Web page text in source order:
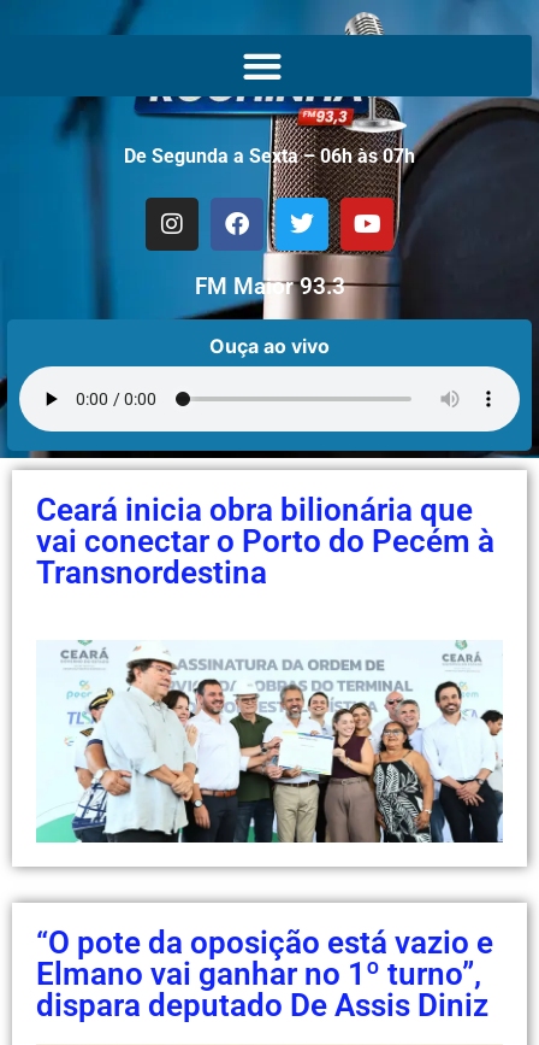
De Segunda a Sexta – 06h às 07h
FM Maior 93.3
Ouça ao vivo
Ceará inicia obra bilionária que
vai conectar o Porto do Pecém à
Transnordestina
“O pote da oposição está vazio e
Elmano vai ganhar no 1º turno”,
dispara deputado De Assis Diniz